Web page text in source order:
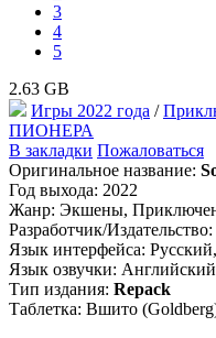
3
4
5
2.63 GB
Игры 2022 года /
ПИОНЕРА
В закладки Пожаловаться
Оригинальное название:
Год выхода: 2022
Жанр: Экшены,
Разработчик/
Язык интерфейса:
Язык озвучки: Английский
Тип издания: Repack
Таблетка: Вшито